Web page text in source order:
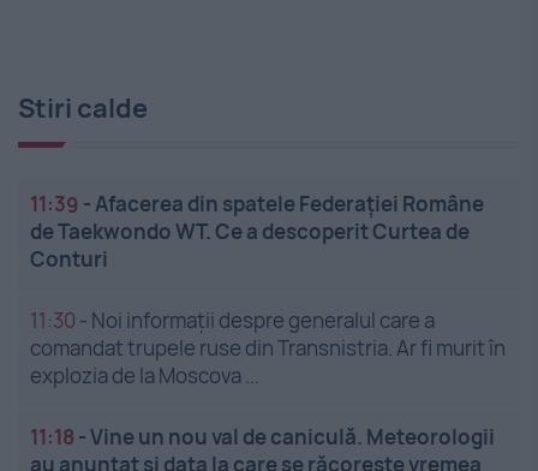
Stiri calde
11:39 -Afacerea din spatele Federației Române
de Taekwondo WT. Ce a descoperit Curtea de
Conturi
11:30 - Noi informații despre generalul care a
comandat trupele ruse din Transnistria. Ar fi murit în
explozia de la Moscova ...
11:18 -Vine un nou val de caniculă. Meteorologii
au anunțat și data la care se răcorește vremea